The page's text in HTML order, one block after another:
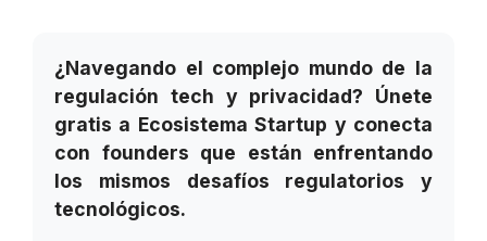
¿Navegando el complejo mundo de la
regulación tech y privacidad? Únete
gratis a Ecosistema Startup y conecta
con founders que están enfrentando
los mismos desafíos regulatorios y
tecnológicos.